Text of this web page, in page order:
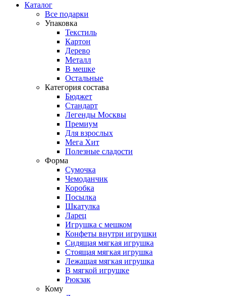
Каталог
Все подарки
Упаковка
Текстиль
Картон
Дерево
Металл
В мешке
Остальные
Категория состава
Бюджет
Стандарт
Легенды Москвы
Премиум
Для взрослых
Мега Хит
Полезные сладости
Форма
Сумочка
Чемоданчик
Коробка
Посылка
Шкатулка
Ларец
Игрушка с мешком
Конфеты внутри игрушки
Сидящая мягкая игрушка
Стоящая мягкая игрушка
Лежащая мягкая игрушка
В мягкой игрушке
Рюкзак
Кому